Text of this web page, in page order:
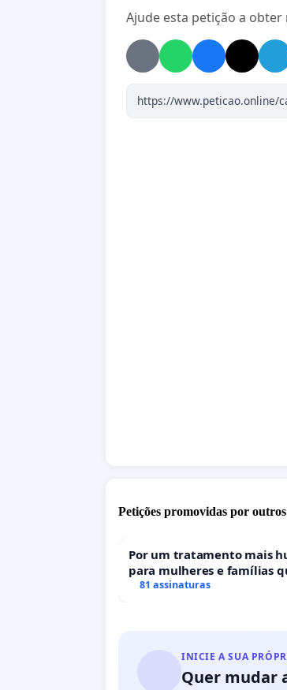
Ajude esta petição a obter
Petições promovidas por
Por um tratamento mais
para mulheres e famílias
uma perda gestacional nos
81 assinaturas
INICIE A SUA
Quer mudar